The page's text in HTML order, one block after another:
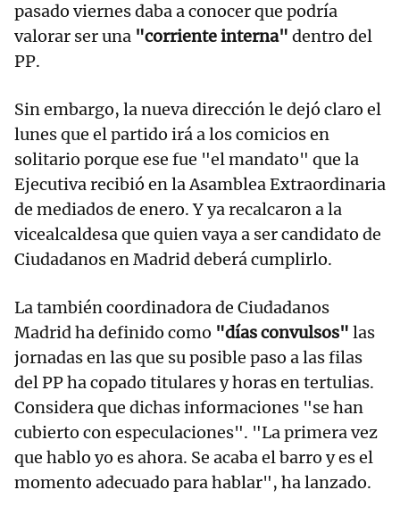
pasado viernes daba a conocer que podría
valorar ser una "corriente interna" dentro del
PP.
Sin embargo, la nueva dirección le dejó claro el
lunes que el partido irá a los comicios en
solitario porque ese fue "el mandato" que la
Ejecutiva recibió en la Asamblea Extraordinaria
de mediados de enero. Y ya recalcaron a la
vicealcaldesa que quien vaya a ser candidato de
Ciudadanos en Madrid deberá cumplirlo.
La también coordinadora de Ciudadanos
Madrid ha definido como "días convulsos" las
jornadas en las que su posible paso a las filas
del PP ha copado titulares y horas en tertulias.
Considera que dichas informaciones "se han
cubierto con especulaciones". "La primera vez
que hablo yo es ahora. Se acaba el barro y es el
momento adecuado para hablar", ha lanzado.